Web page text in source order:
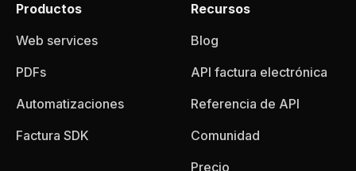
Productos
Web services
PDFs
Automatizaciones
Factura SDK
Recursos
Blog
API factura electrónica
Referencia de API
Comunidad
Precio